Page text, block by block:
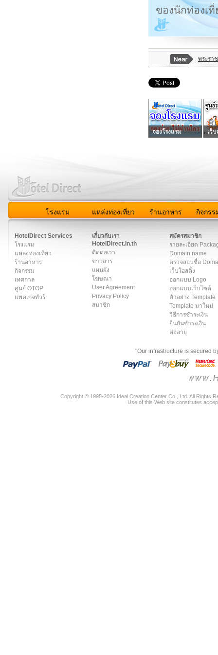
ของนักท่องเ
พระรา
จองโรงแรม เว็บ
โรงแรม แหล่งท่องเที่ยว ร้านอาหาร กิจกรร
HotelDirect Services
โรงแรม
แหล่งท่องเที่ยว
ร้านอาหาร
กิจกรรม
เทศกาล
ศูนย์ OTOP
แพคเกจทัวร์
เกี่ยวกับเรา
HotelDirect.in.th
ติดต่อเรา
ข่าวสาร
แผนผัง
โฆษณา
User Agreement
Privacy Policy
สมาชิก
สมัครสมาชิก
รายละเอียด
Domain name
ตรวจสอบชื่อ
เว็บโฮสติ้ง
ออกแบบ Logo
ออกแบบเว็บไซต์
ตัวอย่าง Template
Template มาใหม่
วิธีการชำระเงิน
ยืนยันชำระเงิน
ต่ออายุ
"Our infrastructure is secured
Copyright © 1995-2026 Ideal Creation Center Co., Ltd. All Rights
Use of this Web site constitutes